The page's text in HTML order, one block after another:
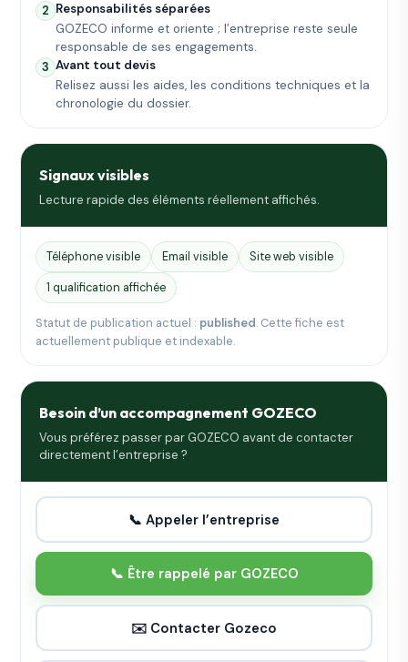
2 Responsabilités séparées
GOZECO informe et oriente ; l’entreprise reste seule
responsable de ses engagements.
3 Avant tout devis
Relisez aussi les aides, les conditions techniques et la
chronologie du dossier.
Signaux visibles
Lecture rapide des éléments réellement affichés.
Téléphone visible Email visible
Site web visible
1 qualification affichée
Statut de publication actuel : published. Cette fiche est
actuellement publique et indexable.
Besoin d’un accompagnement GOZECO
Vous préférez passer par GOZECO avant de contacter
directement l’entreprise ?
📞 Appeler l’entreprise
📞 Être rappelé par GOZECO
✉️ Contacter Gozeco